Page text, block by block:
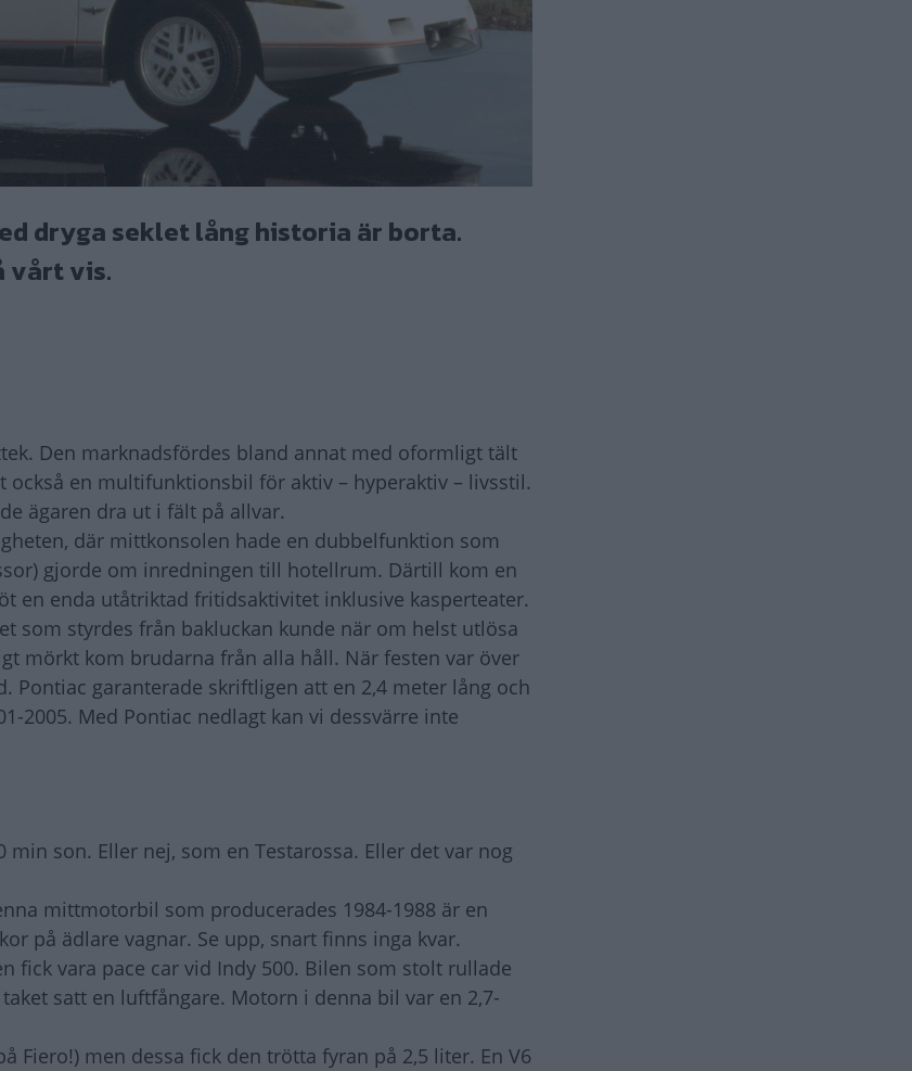
dryga seklet lång historia är borta.
vårt vis.
Den marknadsfördes bland annat med oformligt tält
en multifunktionsbil för aktiv – hyperaktiv – livsstil.
ägaren dra ut i fält på allvar.
där mittkonsolen hade en dubbelfunktion som
gjorde om inredningen till hotellrum. Därtill kom en
en enda utåtriktad fritidsaktivitet inklusive kasperteater.
som styrdes från bakluckan kunde när om helst utlösa
mörkt kom brudarna från alla håll. När festen var över
Pontiac garanterade skriftligen att en 2,4 meter lång och
2005. Med Pontiac nedlagt kan vi dessvärre inte
min son. Eller nej, som en Testarossa. Eller det var nog
mittmotorbil som producerades 1984-1988 är en
på ädlare vagnar. Se upp, snart finns inga kvar.
fick vara pace car vid Indy 500. Bilen som stolt rullade
satt en luftfångare. Motorn i denna bil var en 2,7-
Fiero!) men dessa fick den trötta fyran på 2,5 liter. En V6